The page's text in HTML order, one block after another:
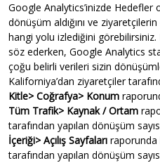
Google Analytics’inizde Hedefler
dönüşüm aldığını ve
hangi yolu izlediğini
söz ederken, Google Analytics
çoğu belirli verileri sizin
Kaliforniya’dan ziyaretçiler
Kitle> Coğrafya> Konum
Tüm Trafik> Kaynak / Ortam
tarafından yapılan dönüşüm
İçeriği> Açılış Sayfaları raporunda
tarafından yapılan dönüşüm